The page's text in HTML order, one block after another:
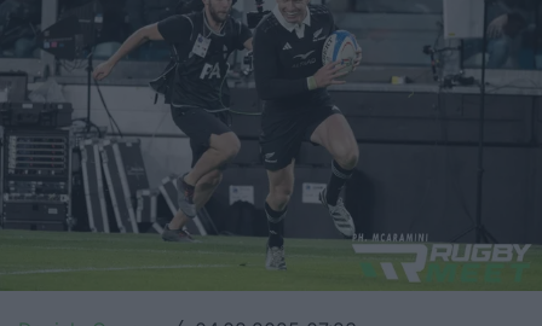
6 Nazioni
United Rugby Championship
Top14
Premiership
Champions Cup